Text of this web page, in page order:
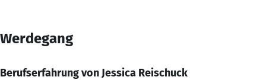
Werdegang
Berufserfahrung von Jessica Reischuck